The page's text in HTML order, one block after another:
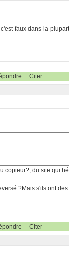
faux dans la
Citer
copieur?, du site qui
?Mais s'ils ont
Citer